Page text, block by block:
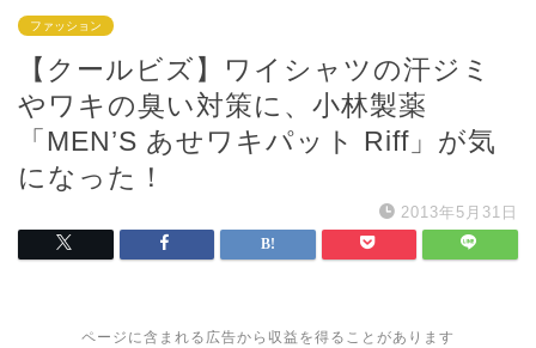
ファッション
【クールビズ】ワイシャツの汗ジミ
やワキの臭い対策に、小林製薬
「MEN’S あせワキパット Riff」が気
になった！
2013年5月31日
ページに含まれる広告から収益を得ることがあります